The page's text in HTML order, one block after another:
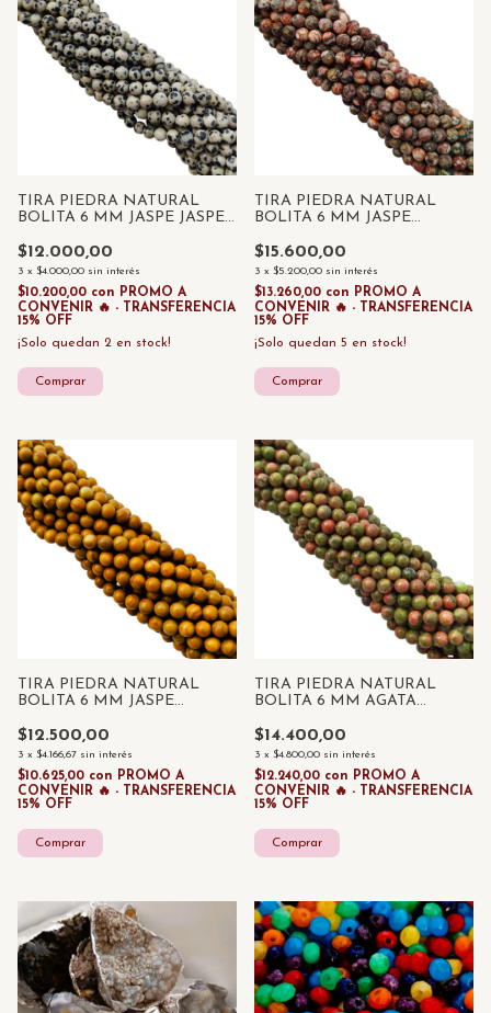
TIRA PIEDRA NATURAL
BOLITA 6 MM JASPE JASPE
$12.000,00
3 x $4.000,00 sin interés
$10.200,00 con PROMO A
CONVENIR 🔥 - TRANSFERENCIA
15% OFF
¡Solo quedan 2 en stock!
TIRA PIEDRA NATURAL
BOLITA 6 MM JASPE
$15.600,00
3 x $5.200,00 sin interés
$13.260,00 con PROMO A
CONVENIR 🔥 - TRANSFERENCIA
15% OFF
¡Solo quedan 5 en stock!
TIRA PIEDRA NATURAL
BOLITA 6 MM JASPE
$12.500,00
3 x $4.166,67 sin interés
$10.625,00 con PROMO A
CONVENIR 🔥 - TRANSFERENCIA
15% OFF
TIRA PIEDRA NATURAL
BOLITA 6 MM AGATA
$14.400,00
3 x $4.800,00 sin interés
$12.240,00 con PROMO A
CONVENIR 🔥 - TRANSFERENCIA
15% OFF